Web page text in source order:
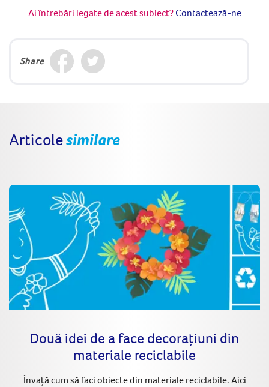
Ai întrebări legate de acest subiect?Contactează-ne
Share
Articolesimilare
Două idei de a face decorațiuni din
materiale reciclabile
Învață cum să faci obiecte din materiale reciclabile. Aici